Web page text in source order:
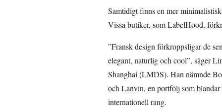
Samtidigt finns en mer
Vissa butiker, som LabelHood,
”Fransk design förkroppsligar de
elegant, naturlig och cool”, säger
Shanghai (LMDS). Han nämnde
och Lanvin, en portfölj som
internationell rang.